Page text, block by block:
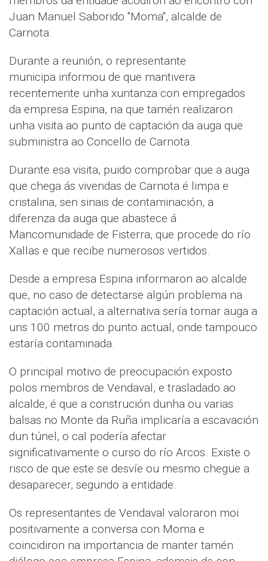
Juan Manuel Saborido "Moma", alcalde de
Carnota.
Durante a reunión, o representante
municipa informou de que mantivera
recentemente unha xuntanza con empregados
da empresa Espina, na que tamén realizaron
unha visita ao punto de captación da auga que
subministra ao Concello de Carnota.
Durante esa visita, puido comprobar que a auga
que chega ás vivendas de Carnota é limpa e
cristalina, sen sinais de contaminación, a
diferenza da auga que abastece á
Mancomunidade de Fisterra, que procede do río
Xallas e que recibe numerosos vertidos.
Desde a empresa Espina informaron ao alcalde
que, no caso de detectarse algún problema na
captación actual, a alternativa sería tomar auga a
uns 100 metros do punto actual, onde tampouco
estaría contaminada.
O principal motivo de preocupación exposto
polos membros de Vendaval, e trasladado ao
alcalde, é que a construción dunha ou varias
balsas no Monte da Ruña implicaría a escavación
dun túnel, o cal podería afectar
significativamente o curso do río Arcos. Existe o
risco de que este se desvíe ou mesmo chegue a
desaparecer, segundo a entidade.
Os representantes de Vendaval valoraron moi
positivamente a conversa con Moma e
coincidiron na importancia de manter tamén